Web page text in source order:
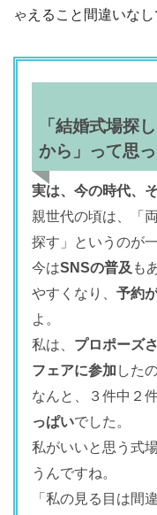
ゃえること間違いなし
「結婚式場探
から」って思
実は、今の時代、
親世代の頃は、「
探す」というのが
今はSNSの普及 も
やすくなり、 予約
よ。
私は、 プロポーズ
フェアに参加 した
なんと、３件中２
っぱいでした。
私がいいと思う式
うんですね。
「私の見る目は間